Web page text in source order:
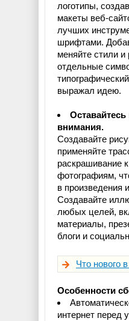
логотипы,
макеты веб-
лучших
шрифтами.
меняйте стили и
отдельные
выражал идею.
Оставайтесь
внимания.
Создавайте
применяйте
раскрашивание
фотографиям,
в произведения
Создавайте
любых целей,
материалы,
блоги и
Что нового
Особенности
интернет перед